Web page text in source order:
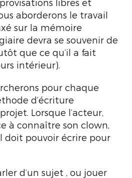
libres et
aborderons le travail
sur la mémoire
devra se souvenir de
que ce qu’il a fait
intérieur).
pour chaque
d’écriture
Lorsque l’acteur,
à connaître son clown,
doit pouvoir écrire pour
d’un sujet , ou jouer